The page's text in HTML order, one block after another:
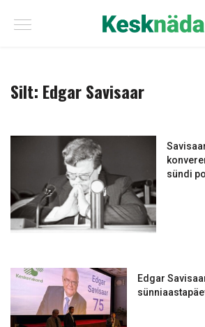
Silt: Edgar Savisaar
sündi
Edgar